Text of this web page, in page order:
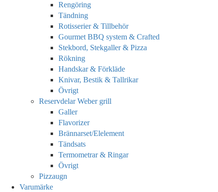
Rengöring
Tändning
Rotisserier & Tillbehör
Gourmet BBQ system & Crafted
Stekbord, Stekgaller & Pizza
Rökning
Handskar & Förkläde
Knivar, Bestik & Tallrikar
Övrigt
Reservdelar Weber grill
Galler
Flavorizer
Brännarset/Elelement
Tändsats
Termometrar & Ringar
Övrigt
Pizzaugn
Varumärke